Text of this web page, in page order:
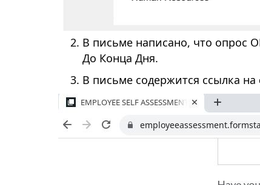
В письме написано, что опрос
До Конца Дня.
В письме содержится ссылка на